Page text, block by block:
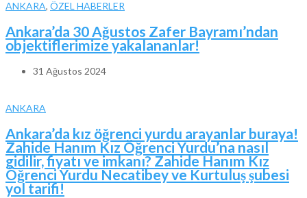
ANKARA, ÖZEL HABERLER
Ankara’da 30 Ağustos Zafer Bayramı’ndan
objektiflerimize yakalananlar!
31 Ağustos 2024
ANKARA
Ankara’da kız öğrenci yurdu arayanlar buraya!
Zahide Hanım Kız Öğrenci Yurdu’na nasıl
gidilir, fiyatı ve imkanı? Zahide Hanım Kız
Öğrenci Yurdu Necatibey ve Kurtuluş şubesi
yol tarifi!